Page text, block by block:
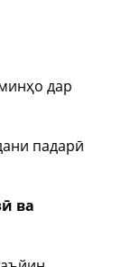
дар
падарӣ
ва